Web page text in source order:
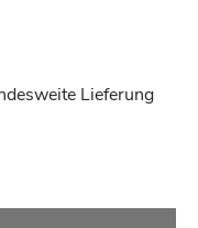
Lieferung